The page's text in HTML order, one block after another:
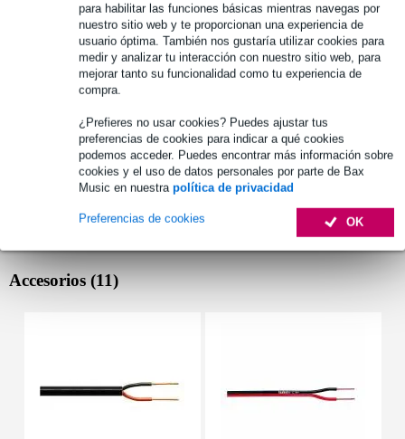
para habilitar las funciones básicas mientras navegas por
nuestro sitio web y te proporcionan una experiencia de
usuario óptima. También nos gustaría utilizar cookies para
medir y analizar tu interacción con nuestro sitio web, para
mejorar tanto su funcionalidad como tu experiencia de
compra.
¿Prefieres no usar cookies? Puedes ajustar tus
preferencias de cookies para indicar a qué cookies
podemos acceder. Puedes encontrar más información sobre
cookies y el uso de datos personales por parte de Bax
Music en nuestra política de privacidad
OK
Preferencias de cookies
Véase también (1)
Accesorios (11)